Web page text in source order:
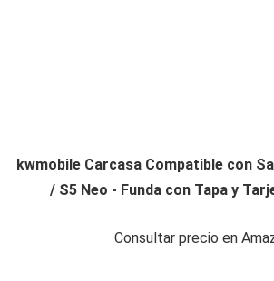
kwmobile Carcasa Compatible con
/ S5 Neo - Funda con Tapa y
Consultar precio en